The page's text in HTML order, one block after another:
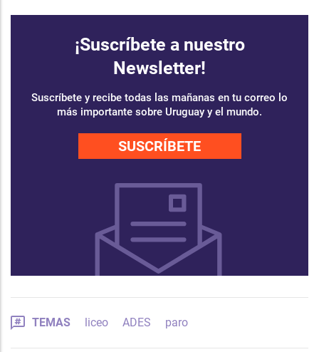
¡Suscríbete a nuestro
Newsletter!
Suscríbete y recibe todas las mañanas en tu correo lo
más importante sobre Uruguay y el mundo.
SUSCRÍBETE
TEMAS liceo ADES paro